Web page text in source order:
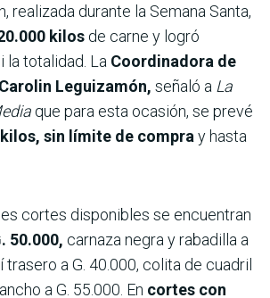
realizada durante la Semana Santa,
kilos de carne y logró
la totalidad. La Coordinadora de
Leguizamón, señaló a La
que para esta ocasión, se prevé
sin límite de compra y hasta
cortes disponibles se encuentran
50.000, carnaza negra y rabadilla a
trasero a G. 40.000, colita de cuadril
a G. 55.000. En cortes con